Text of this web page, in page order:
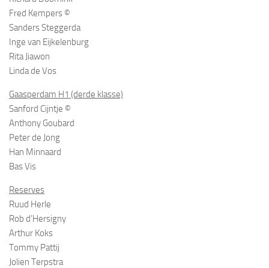
Fred Kempers ©
Sanders Steggerda
Inge van Eijkelenburg
Rita Jiawon
Linda de Vos
Gaasperdam H1 (derde klasse)
Sanford Cijntje ©
Anthony Goubard
Peter de Jong
Han Minnaard
Bas Vis
Reserves
Ruud Herle
Rob d’Hersigny
Arthur Koks
Tommy Pattij
Jolien Terpstra